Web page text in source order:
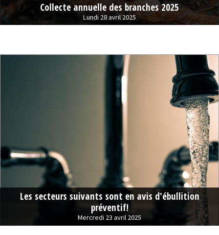
Collecte annuelle des branches 2025
Lundi 28 avril 2025
Les secteurs suivants sont en avis d'ébullition
préventif!
Mercredi 23 avril 2025